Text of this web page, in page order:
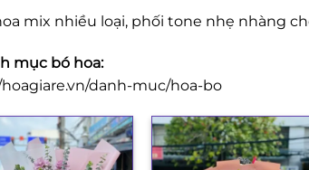
mix nhiều loại, phối tone nhẹ nhàng
mục bó hoa:
danh-muc/hoa-bo